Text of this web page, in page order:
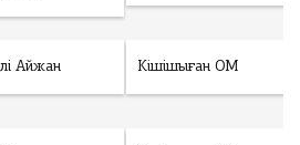
Айжан Кішішыған ОМ